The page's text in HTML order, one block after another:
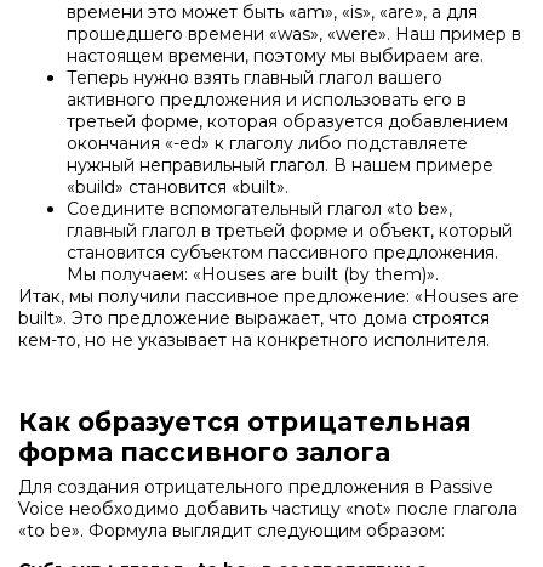
времени это может быть «am», «is», «are», а для
прошедшего времени «was», «were». Наш пример в
настоящем времени, поэтому мы выбираем are.
Теперь нужно взять главный глагол вашего
активного предложения и использовать его в
третьей форме, которая образуется добавлением
окончания «-ed» к глаголу либо подставляете
нужный неправильный глагол. В нашем примере
«build» становится «built».
Соедините вспомогательный глагол «to be»,
главный глагол в третьей форме и объект, который
становится субъектом пассивного предложения.
Мы получаем: «Houses are built (by them)».
Итак, мы получили пассивное предложение: «Houses are
built». Это предложение выражает, что дома строятся
кем-то, но не указывает на конкретного исполнителя.
Как образуется отрицательная
форма пассивного залога
Для создания отрицательного предложения в Passive
Voice необходимо добавить частицу «not» после глагола
«to be». Формула выглядит следующим образом: